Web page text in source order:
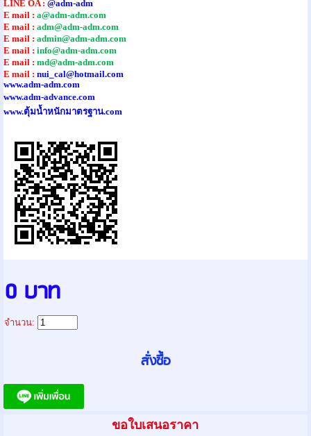
LINE OA : @adm-adm
E mail : a@adm-adm.com
E mail : adm@adm-adm.com
E mail : admin@adm-adm.com
E mail : info@adm-adm.com
E mail : md@adm-adm.com
E mail : nui_cal@hotmail.com
www.adm-adm.com
www.adm-advance.com
www.ตุ้มน้ำหนักมาตรฐาน.com
0 บาท
จำนวน:
ขอใบเสนอราคา